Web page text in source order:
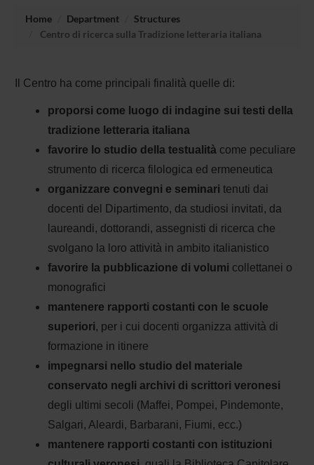
Home Department
Structures
Centro di ricerca sulla Tradizione letteraria italiana
Il Centro ha come principali finalità quelle di:
proporsi come luogo di indagine sui testi della
tradizione letteraria italiana
favorire lo studio della testualità come peculiare
strumento di ricerca filologica ed ermeneutica
organizzare convegni e seminari tenuti dai
docenti del Dipartimento, da studiosi invitati, da
laureandi, dottorandi, assegnisti di ricerca che
svolgano la loro attività in ambito italianistico
favorire la pubblicazione di volumi collettanei o
monografici
mantenere rapporti costanti con le scuole
superiori, per i cui docenti organizza attività di
formazione in itinere
impegnarsi nello studio del materiale
conservato negli archivi di scrittori veronesi
degli ultimi secoli (Maffei, Pompei, Pindemonte,
Salgari, Aleardi, Barbarani, Fiumi, ecc.)
mantenere rapporti costanti con istituzioni